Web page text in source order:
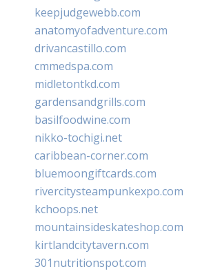
keepjudgewebb.com
anatomyofadventure.com
drivancastillo.com
cmmedspa.com
midletontkd.com
gardensandgrills.com
basilfoodwine.com
nikko-tochigi.net
caribbean-corner.com
bluemoongiftcards.com
rivercitysteampunkexpo.com
kchoops.net
mountainsideskateshop.com
kirtlandcitytavern.com
301nutritionspot.com